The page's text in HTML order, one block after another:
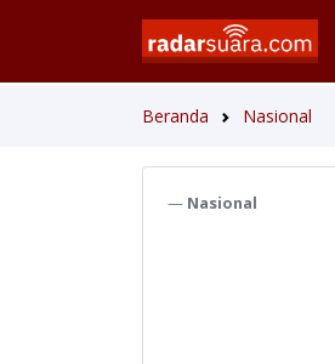
Beranda Nasional
Nasional